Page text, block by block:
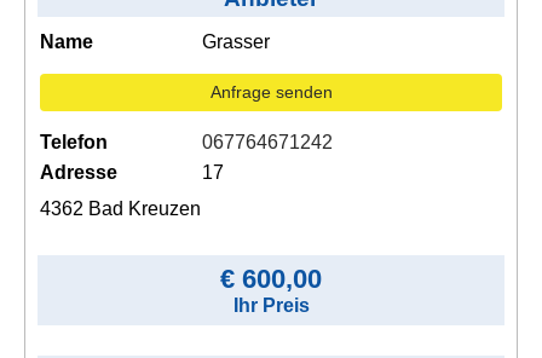
Name Grasser
Anfrage senden
Telefon
067764671242
Adresse
17
4362 Bad Kreuzen
€ 600,00
Ihr Preis